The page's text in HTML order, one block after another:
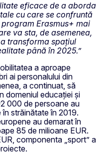
eficace de a aborda
cu care se confruntă
Erasmus+ mai
va sta, de asemenea,
transforma spațiul
până în 2025.”
a aproape
ai personalului din
a continuat, să
domeniul educației și
000 de persoane au
străinătate în 2019.
au demarat în
85 de milioane EUR.
componenta „sport” a